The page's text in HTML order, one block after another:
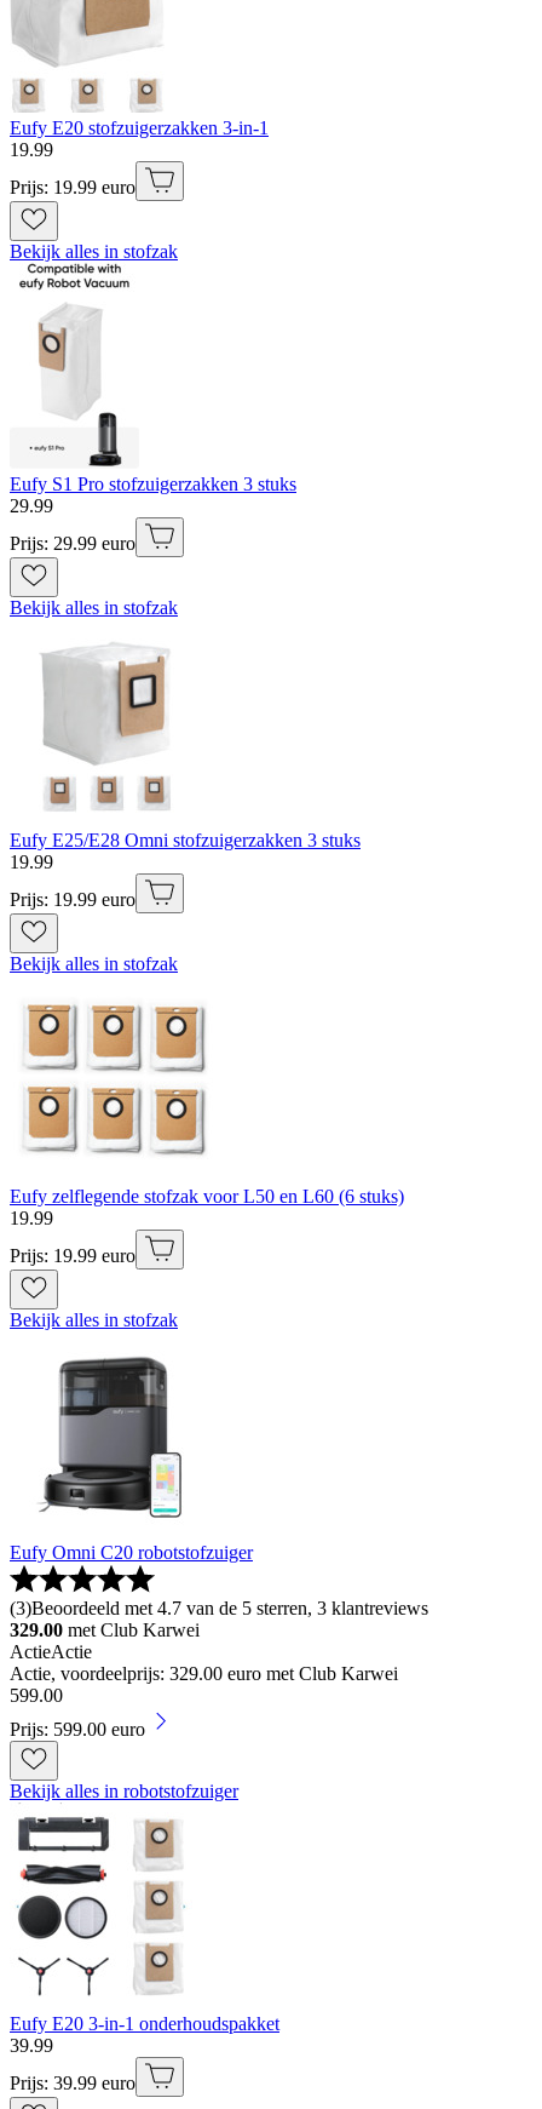
Eufy E20 stofzuigerzakken 3-in-1
19.99
Prijs: 19.99 euro
Bekijk alles in stofzak
Eufy S1 Pro stofzuigerzakken 3 stuks
29.99
Prijs: 29.99 euro
Bekijk alles in stofzak
Eufy E25/E28 Omni stofzuigerzakken 3 stuks
19.99
Prijs: 19.99 euro
Bekijk alles in stofzak
Eufy zelflegende stofzak voor L50 en L60 (6 stuks)
19.99
Prijs: 19.99 euro
Bekijk alles in stofzak
Eufy Omni C20 robotstofzuiger
(3)Beoordeeld met 4.7 van de 5 sterren, 3 klantreviews
329.00 met Club Karwei
ActieActie
Actie, voordeelprijs: 329.00 euro met Club Karwei
599.00
Prijs: 599.00 euro
Bekijk alles in robotstofzuiger
Eufy E20 3-in-1 onderhoudspakket
39.99
Prijs: 39.99 euro